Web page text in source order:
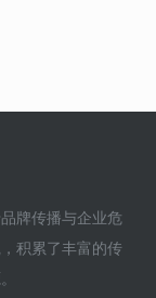
牌传播与企业危
积累了丰富的传